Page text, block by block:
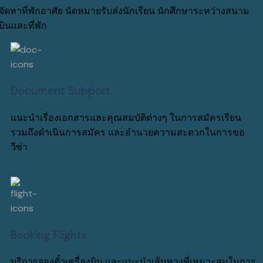
ดหาที่พักอาศัย นัดหมายรับส่งนักเรียน นักศึกษาระหว่างสนาม
นและที่พัก
Document Support
แนะนำเรื่องเอกสารและคุณสมบัติต่างๆ ในการสมัครเรียน
รวมถึงดำเนินการสมัคร และอำนวยความสะดวกในการขอ
วีซ่า
Booking Flights